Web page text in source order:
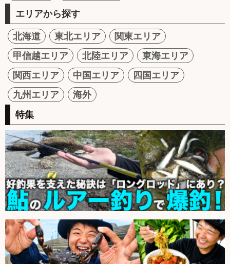
エリアから探す
北海道 東北エリア
関東エリア
甲信越エリア
北陸エリア
東海エリア
関西エリア
中国エリア
四国エリア
九州エリア
海外
特集